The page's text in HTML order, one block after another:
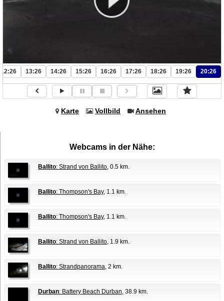
12:26 13:26 14:26 15:26 16:26 17:26 18:26 19:26 20:26
Karte Vollbild Ansehen
Webcams in der Nähe:
Ballito: Strand von Ballito , 0.5 km.
Ballito: Thompson's Bay, 1.1 km.
Ballito: Thompson's Bay, 1.1 km.
Ballito: Strand von Ballito , 1.9 km.
Ballito: Strandpanorama , 2 km.
Durban: Battery Beach Durban , 38.9 km.